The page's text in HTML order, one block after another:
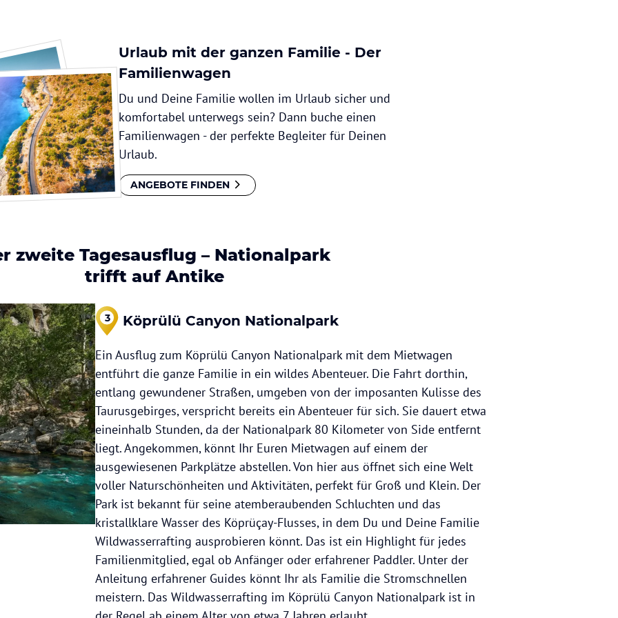
Urlaub mit der ganzen Familie - Der
Familienwagen
Du und Deine Familie wollen im Urlaub sicher und
komfortabel unterwegs sein? Dann buche einen
Familienwagen - der perfekte Begleiter für Deinen
Urlaub.
ANGEBOTE FINDEN
zweite Tagesausflug – Nationalpark
trifft auf Antike
3 Köprülü Canyon Nationalpark
Ein Ausflug zum Köprülü Canyon Nationalpark mit dem Mietwagen
entführt die ganze Familie in ein wildes Abenteuer. Die Fahrt dorthin,
entlang gewundener Straßen, umgeben von der imposanten Kulisse des
Taurusgebirges, verspricht bereits ein Abenteuer für sich. Sie dauert etwa
eineinhalb Stunden, da der Nationalpark 80 Kilometer von Side entfernt
liegt. Angekommen, könnt Ihr Euren Mietwagen auf einem der
ausgewiesenen Parkplätze abstellen. Von hier aus öffnet sich eine Welt
voller Naturschönheiten und Aktivitäten, perfekt für Groß und Klein. Der
Park ist bekannt für seine atemberaubenden Schluchten und das
kristallklare Wasser des Köprüçay-Flusses, in dem Du und Deine Familie
Wildwasserrafting ausprobieren könnt. Das ist ein Highlight für jedes
Familienmitglied, egal ob Anfänger oder erfahrener Paddler. Unter der
Anleitung erfahrener Guides könnt Ihr als Familie die Stromschnellen
meistern. Das Wildwasserrafting im Köprülü Canyon Nationalpark ist in